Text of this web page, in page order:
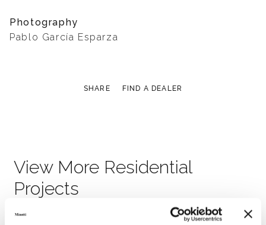
Photography
Pablo García Esparza
SHARE FIND A DEALER
View More Residential
Projects